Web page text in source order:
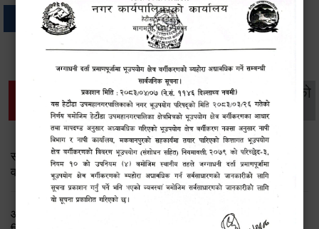
थप विवरणहरु
सामाजिक सुरक्षा तथा
व्यक्तिगत घटना दर्ता
महिला
विकास
वातावरण
सूचनाको
सामाजिक सुरक्षा तथा पञ्जीकरण शाखा ( आ.व. २०८२/०८३ को
वार्षिक प्रगति प्रतिवेदन)
आ.व.२०८२।८३ को सामाजिक सुरक्षा भत्ता प्राप्त गर्ने लाभग्राहीको